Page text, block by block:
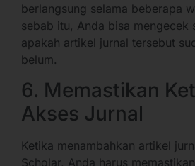
berlangsung selama beberapa
sebab itu, Anda bisa mengecek
apakah artikel jurnal tersebut
belum.
6. Memastikan
Akses Jurnal
Ketika menambahkan artikel
Scholar, Anda harus